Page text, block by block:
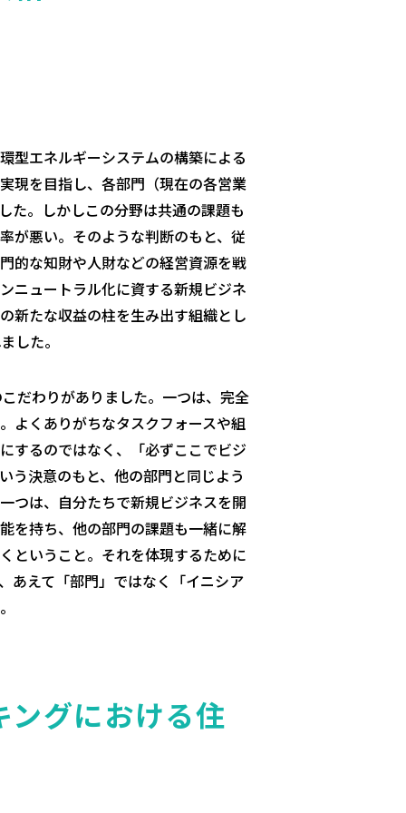
型エネルギーシステムの構築による
現を目指し、各部門（現在の各営業
た。しかしこの分野は共通の課題も
が悪い。そのような判断のもと、従
的な知財や人財などの経営資源を戦
ニュートラル化に資する新規ビジネ
新たな収益の柱を生み出す組織とし
した。
だわりがありました。一つは、完全
よくありがちなタスクフォースや組
するのではなく、「必ずここでビジ
う決意のもと、他の部門と同じよう
つは、自分たちで新規ビジネスを開
を持ち、他の部門の課題も一緒に解
ということ。それを体現するために
あえて「部門」ではなく「イニシア
グにおける住